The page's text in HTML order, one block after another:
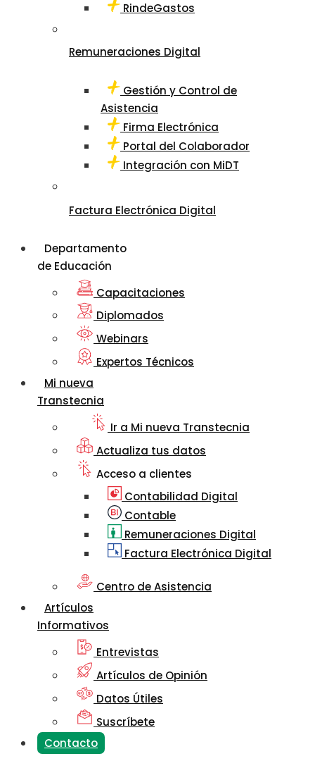
RindeGastos
Remuneraciones Digital
Gestión y Control de
Asistencia
Firma Electrónica
Portal del Colaborador
Integración con MiDT
Factura Electrónica Digital
Departamento
de Educación
Capacitaciones
Diplomados
Webinars
Expertos Técnicos
Mi nueva
Transtecnia
Ir a Mi nueva Transtecnia
Actualiza tus datos
Acceso a clientes
Contabilidad Digital
Contable
Remuneraciones Digital
Factura Electrónica Digital
Centro de Asistencia
Artículos
Informativos
Entrevistas
Artículos de Opinión
Datos Útiles
Suscríbete
Contacto